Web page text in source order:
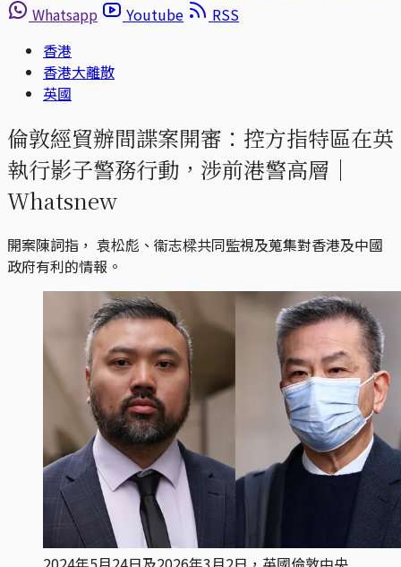
Whatsapp
Youtube
RSS
香港
香港大離散
英國
倫敦經貿辦間諜案開審：控方指特區在英
執行影子警務行動，涉前港警高層｜
Whatsnew
開案陳詞指， 袁松彪、衞志樑共同監視及蒐集​​對香港及中國
政府有利的情報。